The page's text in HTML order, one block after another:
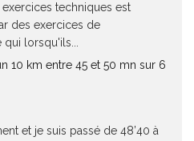
techniques est
des exercices de
lorsqu'ils...
10 km entre 45 et 50 mn sur 6
et je suis passé de 48’40 à